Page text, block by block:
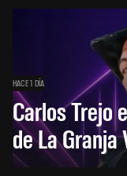
HACE 1 DÍA
Carlos Trejo
de La Granja